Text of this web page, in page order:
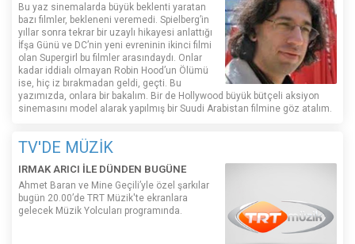
Bu yaz sinemalarda büyük beklenti yaratan
bazı filmler, bekleneni veremedi. Spielberg’in
yıllar sonra tekrar bir uzaylı hikayesi anlattığı
İfşa Günü ve DC’nin yeni evreninin ikinci filmi
olan Supergirl bu filmler arasındaydı. Onlar
kadar iddialı olmayan Robin Hood’un Ölümü
ise, hiç iz bırakmadan geldi, geçti. Bu
yazımızda, onlara bir bakalım. Bir de Hollywood büyük bütçeli aksiyon
sinemasını model alarak yapılmış bir Suudi Arabistan filmine göz atalım.
TV'DE MÜZİK
IRMAK ARICI İLE DÜNDEN BUGÜNE
Ahmet Baran ve Mine Geçili’yle özel şarkılar
bugün 20.00’de TRT Müzik'te ekranlara
gelecek Müzik Yolcuları programında.